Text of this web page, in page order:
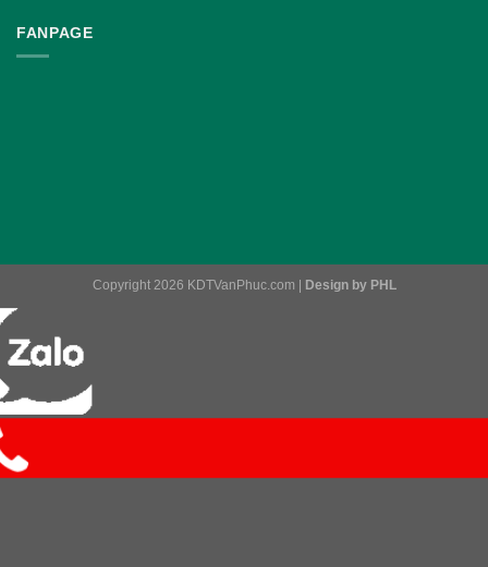
FANPAGE
Copyright 2026 KDTVanPhuc.com | Design by PHL